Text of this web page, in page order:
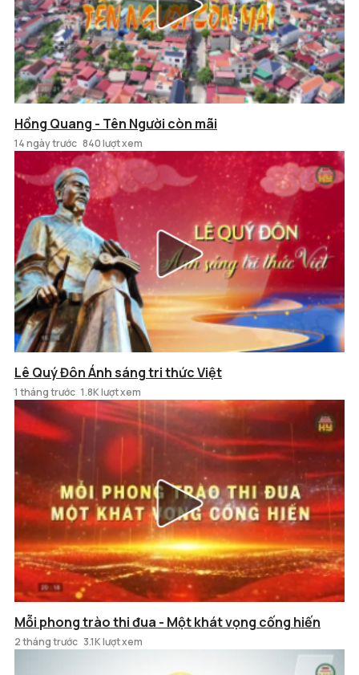
Hồng Quang - Tên Người còn mãi
14 ngày trước 840 lượt xem
Lê Quý Đôn Ánh sáng tri thức Việt
1 tháng trước 1.8K lượt xem
Mỗi phong trào thi đua - Một khát vọng cống hiến
2 tháng trước 3.1K lượt xem